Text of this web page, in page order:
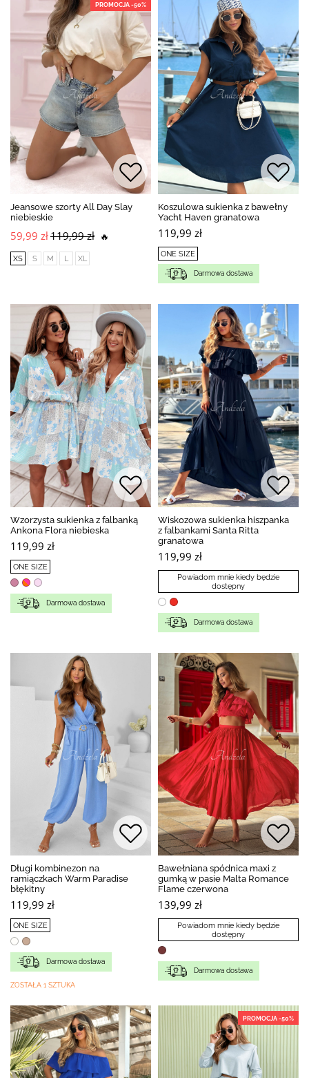
PROMOCJA -50%
Jeansowe szorty All Day Slay
niebieskie
59,99 zł119,99 zł 🔥
XS S M L XL
Koszulowa sukienka z bawełny
Yacht Haven granatowa
119,99 zł
ONE SIZE
Darmowa dostawa
Wzorzysta sukienka z falbanką
Ankona Flora niebieska
119,99 zł
ONE SIZE
Darmowa dostawa
Wiskozowa sukienka hiszpanka
z falbankami Santa Ritta
granatowa
119,99 zł
Powiadom mnie kiedy będzie
dostępny
Darmowa dostawa
Długi kombinezon na
ramiączkach Warm Paradise
błękitny
119,99 zł
ONE SIZE
Darmowa dostawa
ZOSTAŁA 1 SZTUKA
Bawełniana spódnica maxi z
gumką w pasie Malta Romance
Flame czerwona
139,99 zł
Powiadom mnie kiedy będzie
dostępny
Darmowa dostawa
PROMOCJA -50%